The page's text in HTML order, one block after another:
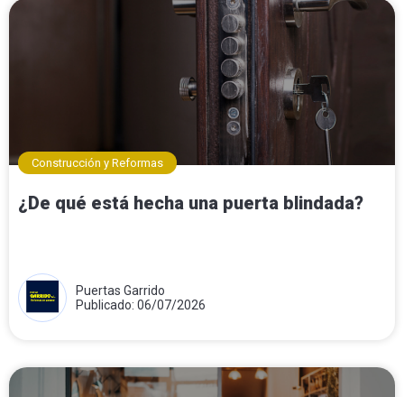
Construcción y Reformas
¿De qué está hecha una puerta blindada?
Puertas Garrido
Publicado: 06/07/2026